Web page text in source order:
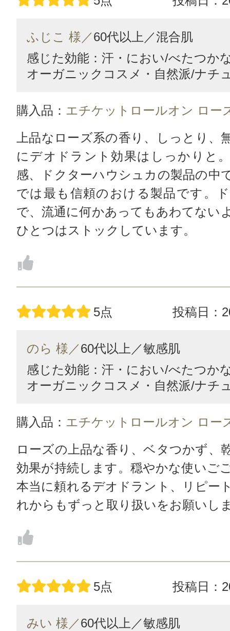
ふじこ 様／60代以上／混合肌
感じた効能：汗・におい/べたつか
オーガニックコスメ・自然派/ナチ
購入品： エチケットロールオン ロー
上品なローズ系の香り、しっとり、
にデオドラント効果はしっかりと
感、ドクターハウシュカの製品の中
では最も信頼のおける製品です。
で、流通に何かあってもあわてない
ひとつはストックしています。
5点 投稿日：
のら 様／60代以上／敏感肌
感じた効能：汗・におい/べたつか
オーガニックコスメ・自然派/ナチ
購入品： エチケットロールオン ロー
ローズの上品な香り、ベタつかず、
効果が持続します。穏やかな使いご
本当に頼れるデオドラント、リピー
れからもずっと取り扱いをお願いし
5点 投稿日：
みい 様／60代以上／敏感肌